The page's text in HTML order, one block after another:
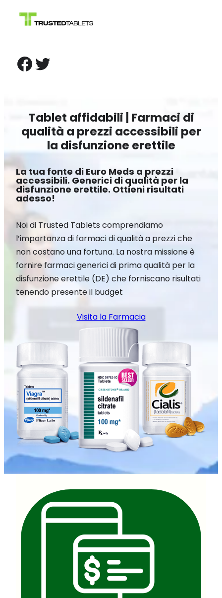
Facebook Twitter
Tablet affidabili | Farmaci di
qualità a prezzi accessibili per
la disfunzione erettile
La tua fonte di Euro Meds a prezzi
accessibili. Generici di qualità per la
disfunzione erettile. Ottieni risultati
adesso!
Noi di Trusted Tablets comprendiamo
l’importanza di farmaci di qualità a prezzi che
non costano una fortuna. La nostra missione è
fornire farmaci generici di prima qualità per la
disfunzione erettile (DE) che forniscano risultati
tenendo presente il budget
Visita la Farmacia